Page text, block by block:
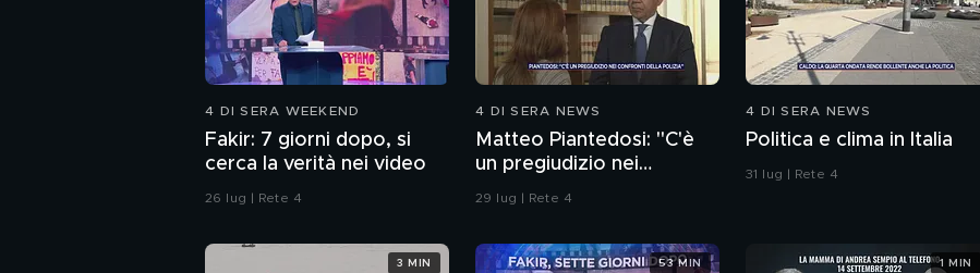
4 DI SERA WEEKEND
Fakir: 7 giorni dopo, si
cerca la verità nei video
26 lug | Rete 4
4 DI SERA NEWS
Matteo Piantedosi: "C'è
un pregiudizio nei
confronti della polizia"
29 lug | Rete 4
4 DI SERA NEWS
Politica e clima in Italia
31 lug | Rete 4
3 MIN 53 MIN 1 MIN